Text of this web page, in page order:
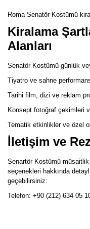
Roma Senatör Kostümü
Kiralama
Alanları
Senatör Kostümü günlük
Tiyatro ve sahne
Tarihi film, dizi ve reklam
Konsept fotoğraf çekimleri
Tematik etkinlikler ve özel
İletişim ve
Senartör Kostümü
seçenekleri hakkında
geçebilirsiniz:
Telefon: +90 (212) 634 05